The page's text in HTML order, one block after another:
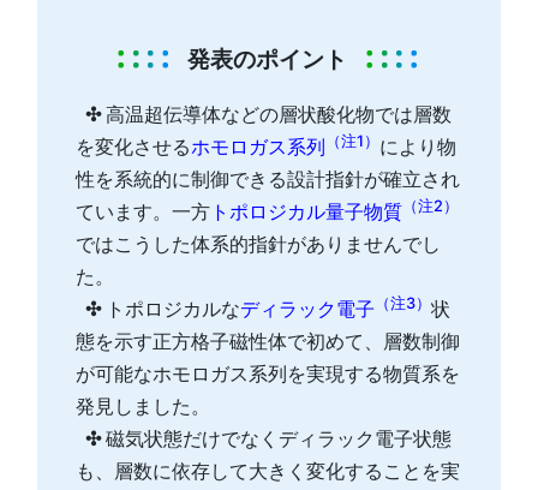
発表のポイント
✣高温超伝導体などの層状酸化物では層数
を変化させるホモロガス系列 （注1） により物
性を系統的に制御できる設計指針が確立され
ています。一方 トポロジカル量子物質 （注2）
ではこうした体系的指針がありませんでし
た。
✣ トポロジカルなディラック電子 （注3） 状
態を示す正方格子磁性体で初めて、層数制御
が可能なホモロガス系列を実現する物質系を
発見しました。
✣磁気状態だけでなくディラック電子状態
も、層数に依存して大きく変化することを実